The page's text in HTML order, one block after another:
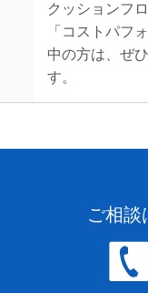
クッションフ
「コストパフ
中の方は、ぜ
す。
ご相談